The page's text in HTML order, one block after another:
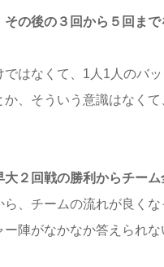
の後の３回から５回ま
はなくて、1人1人のバ
、そういう意識はなく
２回戦の勝利からチーム
、チームの流れが良く
陣がなかなか答えられ